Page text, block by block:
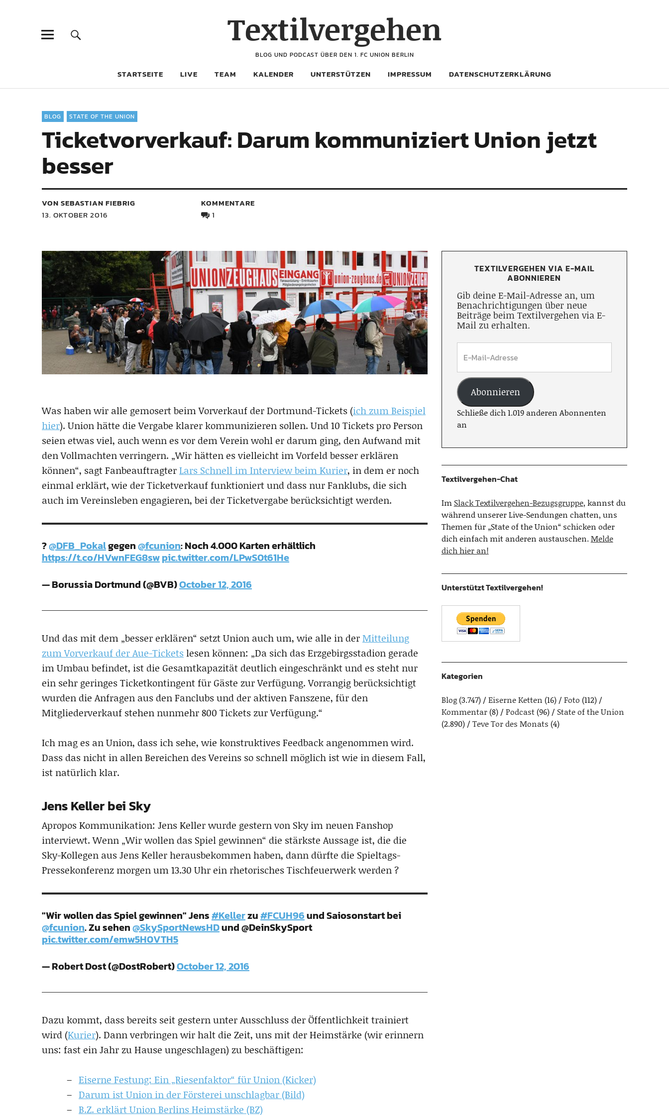
Textilvergehen
BLOG UND PODCAST ÜBER DEN 1. FC UNION BERLIN
STARTSEITE LIVE TEAM KALENDER UNTERSTÜTZEN IMPRESSUM DATENSCHUTZERKLÄRUNG
BLOG STATE OF THE UNION
Ticketvorverkauf: Darum kommuniziert Union jetzt
besser
VON SEBASTIAN FIEBRIG
13. OKTOBER 2016
KOMMENTARE
1
Was haben wir alle gemosert beim Vorverkauf der Dortmund-Tickets (ich zum Beispiel
hier). Union hätte die Vergabe klarer kommunizieren sollen. Und 10 Tickets pro Person
seien etwas viel, auch wenn es vor dem Verein wohl er darum ging, den Aufwand mit
den Vollmachten verringern. „Wir hätten es vielleicht im Vorfeld besser erklären
können“, sagt FanbeauftragterLars Schnell im Interview beim Kurier, in dem er noch
einmal erklärt, wie der Ticketverkauf funktioniert und dass nur Fanklubs, die sich
auch im Vereinsleben engagieren, bei der Ticketvergabe berücksichtigt werden.
?@DFB_Pokalgegen@fcunion: Noch 4.000 Karten erhältlich
https://t.co/HVwnFEG8swpic.twitter.com/LPwS0t61He
— Borussia Dortmund (@BVB)October 12, 2016
Und das mit dem „besser erklären“ setzt Union auch um, wie alle in derMitteilung
zum Vorverkauf der Aue-Tickets lesen können: „Da sich das Erzgebirgsstadion gerade
im Umbau befindet, ist die Gesamtkapazität deutlich eingeschränkt und es steht nur
ein sehr geringes Ticketkontingent für Gäste zur Verfügung. Vorrangig berücksichtigt
wurden die Anfragen aus den Fanclubs und der aktiven Fanszene, für den
Mitgliederverkauf stehen nunmehr 800 Tickets zur Verfügung.“
Ich mag es an Union, dass ich sehe, wie konstruktives Feedback angenommen wird.
Dass das nicht in allen Bereichen des Vereins so schnell möglich ist wie in diesem Fall,
ist natürlich klar.
Jens Keller bei Sky
Apropos Kommunikation: Jens Keller wurde gestern von Sky im neuen Fanshop
interviewt. Wenn „Wir wollen das Spiel gewinnen“ die stärkste Aussage ist, die die
Sky-Kollegen aus Jens Keller herausbekommen haben, dann dürfte die Spieltags-
Pressekonferenz morgen um 13.30 Uhr ein rhetorisches Tischfeuerwerk werden ?
"Wir wollen das Spiel gewinnen" Jens#Kellerzu#FCUH96und Saiosonstart bei
@fcunion. Zu sehen@SkySportNewsHDund @DeinSkySport
pic.twitter.com/emw5H0VTH5
— Robert Dost (@DostRobert)October 12, 2016
Dazu kommt, dass bereits seit gestern unter Ausschluss der Öffentlichkeit trainiert
wird (Kurier). Dann verbringen wir halt die Zeit, uns mit der Heimstärke (wir erinnern
uns: fast ein Jahr zu Hause ungeschlagen) zu beschäftigen:
Eiserne Festung: Ein „Riesenfaktor“ für Union (Kicker)
Darum ist Union in der Försterei unschlagbar (Bild)
B.Z. erklärt Union Berlins Heimstärke (BZ)
TEXTILVERGEHEN VIA E-MAIL
ABONNIEREN
Gib deine E-Mail-Adresse an, um
Benachrichtigungen über neue
Beiträge beim Textilvergehen via E-
Mail zu erhalten.
Abonnieren
Schließe dich 1.019 anderen Abonnenten
an
Textilvergehen-Chat
Im Slack Textilvergehen-Bezugsgruppe, kannst du
während unserer Live-Sendungen chatten, uns
Themen für „State of the Union“ schicken oder
dich einfach mit anderen austauschen.Melde
dich hier an!
Unterstützt Textilvergehen!
Kategorien
Blog(3.747) Eiserne Ketten (16) Foto (112)
Kommentar(8) Podcast(96)
State of the Union
(2.890)
Teve Tor des Monats (4)